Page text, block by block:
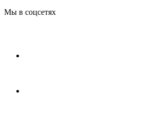
Мы в соцсетях